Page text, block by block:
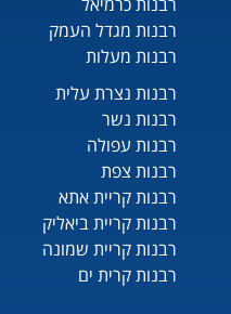
רבנות מגדל העמק
רבנות מעלות
רבנות נצרת עלית
רבנות נשר
רבנות עפולה
רבנות צפת
רבנות קריית אתא
רבנות קריית ביאליק
רבנות קריית שמונה
רבנות קרית ים